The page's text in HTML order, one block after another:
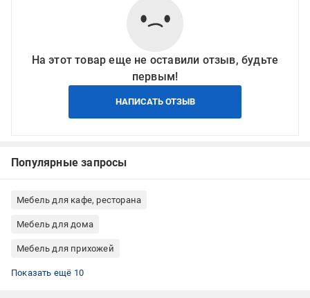
На этот товар еще не оставили отзыв, будьте
первым!
НАПИСАТЬ ОТЗЫВ
Популярные запросы
Мебель для кафе, ресторана
Мебель для дома
Мебель для прихожей
Этажерки для игрушек
Этажерки напольные
Этажерки лофт
Этажерки ДСП
Этажерки для дома
Этажерки для спальни
Этажерки для офиса
Этажерки для прихожей
Этажерки для детской комнаты
Этажерки для балкона
Показать ещё 10